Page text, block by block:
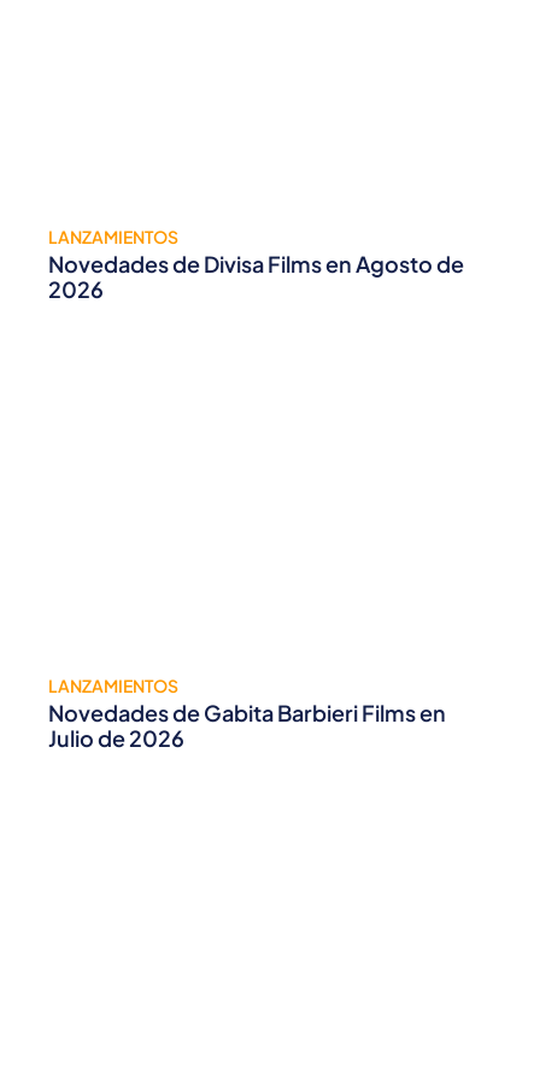
LANZAMIENTOS
Novedades de Divisa Films en Agosto de
2026
LANZAMIENTOS
Novedades de Gabita Barbieri Films en
Julio de 2026